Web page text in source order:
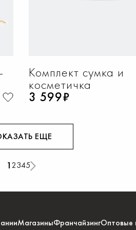
ДОБАВИТЬ В
Комплект сумка и
косметичка
3 599₽
ЕЩЕ
12345
МагазиныФранчайзингОптовые